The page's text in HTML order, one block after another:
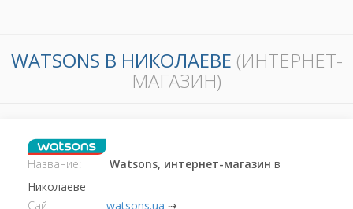
WATSONS В НИКОЛАЕВЕ (ИНТЕРНЕТ-
МАГАЗИН)
Название: Watsons, интернет-магазин в
Николаеве
Сайт:
watsons.ua ⇢